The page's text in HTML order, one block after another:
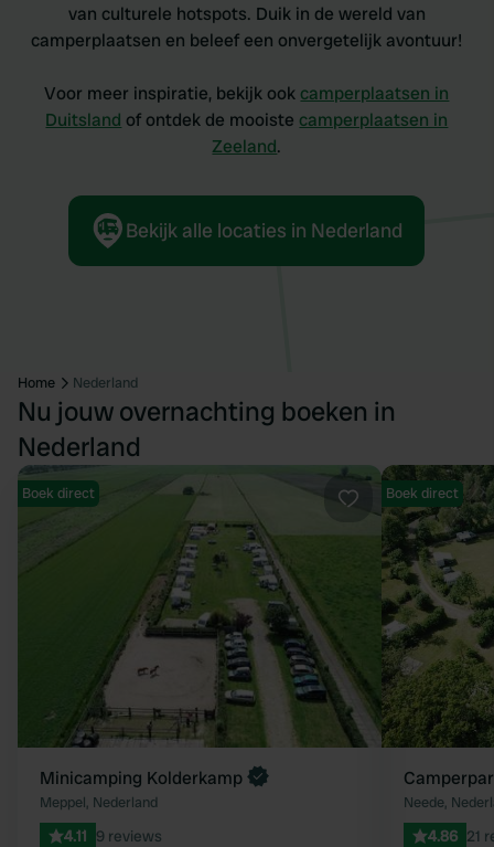
van culturele hotspots. Duik in de wereld van
camperplaatsen en beleef een onvergetelijk avontuur!
Voor meer inspiratie, bekijk ook camperplaatsen in
Duitsland of ontdek de mooiste camperplaatsen in
Zeeland.
Bekijk alle locaties in Nederland
Home Nederland
Nu jouw overnachting boeken in
Nederland
Favoriet
Boek direct
Minicamping Kolderkamp
Meppel, Nederland
4.11 9 reviews
Boek direct
Neede,
4.86 21